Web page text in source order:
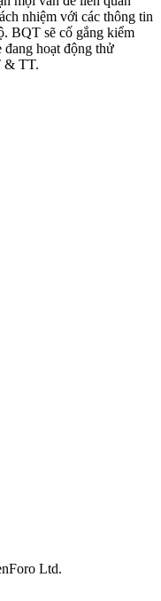
nhiệm với các thông tin
BQT sẽ cố gắng kiểm
đang hoạt động thử
& TT.
Ltd.